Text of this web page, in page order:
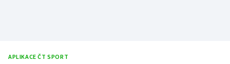
APLIKACE ČT SPORT